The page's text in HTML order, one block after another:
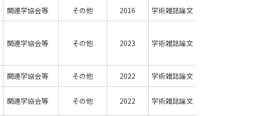
関連学協会等 その他 2016 学術雑誌論文
関連学協会等 その他 2023 学術雑誌論文
関連学協会等 その他 2022 学術雑誌論文
関連学協会等 その他 2022 学術雑誌論文